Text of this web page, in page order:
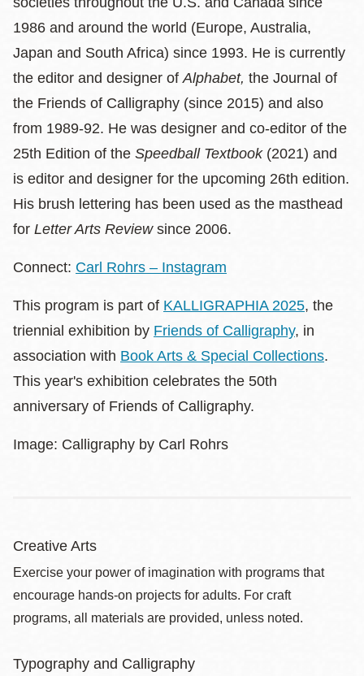
1986 and around the world (Europe, Australia,
Japan and South Africa) since 1993. He is currently
the editor and designer ofAlphabet, the Journal of
the Friends of Calligraphy (since 2015) and also
from 1989-92. He was designer and co-editor of the
25th Edition of the Speedball Textbook(2021) and
is editor and designer for the upcoming 26th edition.
His brush lettering has been used as the masthead
for Letter Arts Review since 2006.
Connect: Carl Rohrs – Instagram
This program is part of KALLIGRAPHIA 2025, the
triennial exhibition by Friends of Calligraphy, in
association with Book Arts & Special Collections.
This year's exhibition celebrates the 50th
anniversary of Friends of Calligraphy.
Image: Calligraphy by Carl Rohrs
Creative Arts
Exercise your power of imagination with programs that
encourage hands-on projects for adults. For craft
programs, all materials are provided, unless noted.
Typography and Calligraphy